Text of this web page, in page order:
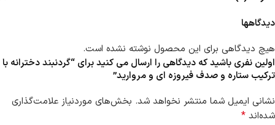
دیدگاهها
هیچ دیدگاهی برای این محصول نوشته نشده است.
اولین نفری باشید که دیدگاهی را ارسال می کنید برای “گردنبند دخترانه با
ترکیب ستاره و صدف فیروزه ای و مروارید”
نشانی ایمیل شما منتشر نخواهد شد. بخش‌های موردنیاز علامت‌گذاری
شده‌اند *